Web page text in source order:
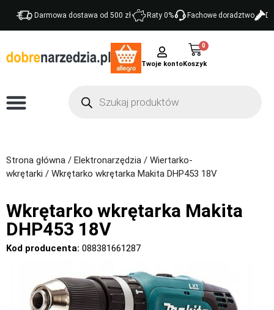
Darmowa dostawa od 500 zł Raty 0% Fachowe doradztwo
Twoje konto
0
Strona główna / Elektronarzędzia / Wiertarko-
wkrętarki / Wkrętarko wkrętarka Makita DHP453 18V
Wkrętarko wkrętarka Makita
DHP453 18V
Kod producenta: 088381661287